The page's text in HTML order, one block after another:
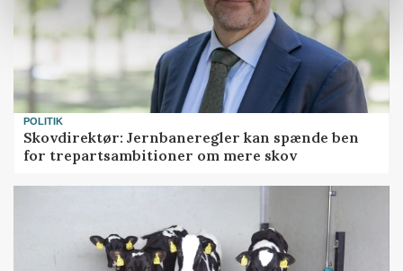
POLITIK
Skovdirektør: Jernbaneregler kan spænde ben
for trepartsambitioner om mere skov